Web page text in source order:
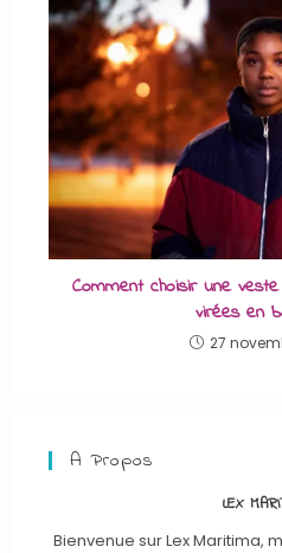
Comment choisir une
virées en
27
A Propos
LEX
Bienvenue sur Lex Maritima,